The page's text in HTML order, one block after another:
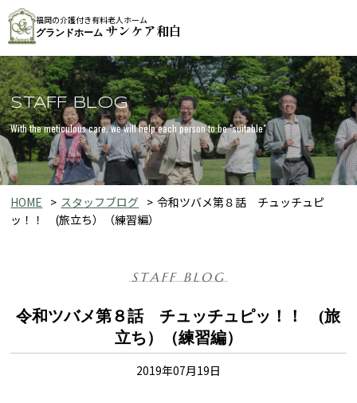
福岡の介護付き有料老人ホーム
グランドホーム サンケア和白
STAFF BLOG
With the meticulous care, we will help each person to be "suitable"
HOME スタッフブログ
令和ツバメ第８話 チュッチュピ
ッ！！ (旅立ち）（練習編）
STAFF BLOG
令和ツバメ第８話 チュッチュピッ！！ (旅
立ち）（練習編）
2019年07月19日